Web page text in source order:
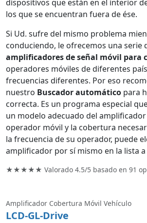
dispositivos que están en el interior
los que se encuentran fuera de ése.
Si Ud. sufre del mismo problema
conduciendo, le ofrecemos una serie
amplificadores de señal móvil para
operadores móviles de diferentes
frecuencias diferentes. Por eso
nuestro Buscador automático para
correcta. Es un programa especial
un modelo adecuado del
operador móvil y la cobertura
la frecuencia de su operador, puede
amplificador por sí mismo en la lista
★★★★★ Valorado 4.5/5 basado en 91
Amplificador Cobertura Móvil Vehículo
LCD-GL-Drive